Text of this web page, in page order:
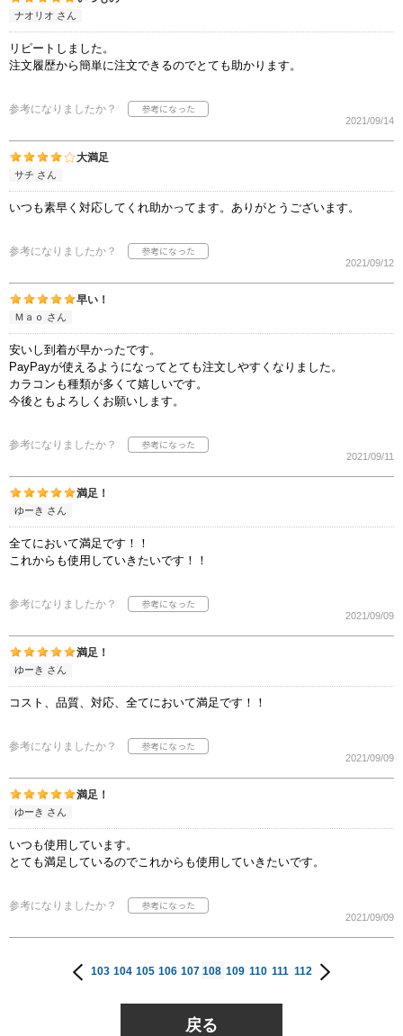
ナオリオ さん
リピートしました。
注文履歴から簡単に注文できるのでとても助かります。
参考になりましたか？
2021/09/14
大満足
サチ さん
いつも素早く対応してくれ助かってます。ありがとうございます。
参考になりましたか？
2021/09/12
早い！
Ｍａｏ さん
安いし到着が早かったです。
PayPayが使えるようになってとても注文しやすくなりました。
カラコンも種類が多くて嬉しいです。
今後ともよろしくお願いします。
参考になりましたか？
2021/09/11
満足！
ゆーき さん
全てにおいて満足です！！
これからも使用していきたいです！！
参考になりましたか？
2021/09/09
満足！
ゆーき さん
コスト、品質、対応、全てにおいて満足です！！
参考になりましたか？
2021/09/09
満足！
ゆーき さん
いつも使用しています。
とても満足しているのでこれからも使用していきたいです。
参考になりましたか？
2021/09/09
103 104 105 106 107 108 109 110 111 112
戻る